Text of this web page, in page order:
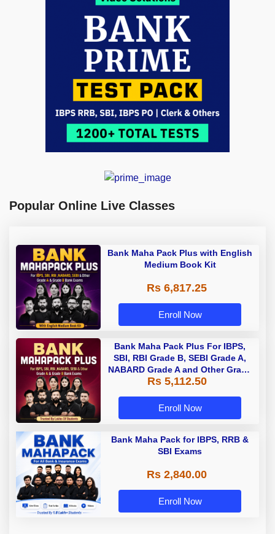
Popular Online Live Classes
Bank Maha Pack Plus with English
Medium Book Kit
Rs 6,817.25
Enroll Now
Bank Maha Pack Plus For IBPS,
SBI, RBI Grade B, SEBI Grade A,
NABARD Grade A and Other Grade
A & Grade B Bank Exams
Rs 5,112.50
Enroll Now
Bank Maha Pack for IBPS, RRB &
SBI Exams
Rs 2,840.00
Enroll Now